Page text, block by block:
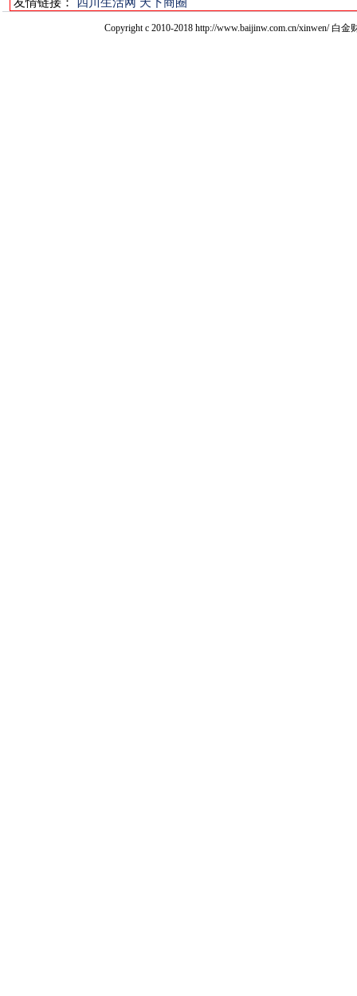
Copyright c 2010-2018 http://www.baijinw.com.cn/xinwen/